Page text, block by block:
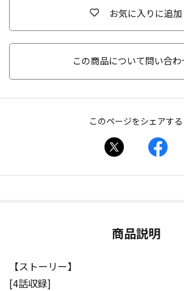
お気に入りに追加
この商品について問い合わ
このページをシェアする
商品説明
【ストーリー】
[4話収録]